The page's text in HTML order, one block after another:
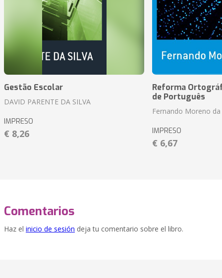
Gestão Escolar
DAVID PARENTE DA SILVA
IMPRESO
€ 8,26
Reforma
de Português
Fernando Moreno da
IMPRESO
€ 6,67
Comentarios
Haz el inicio de sesión deja tu comentario sobre el libro.